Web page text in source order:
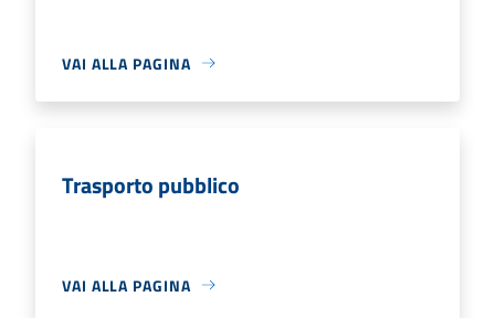
VAI ALLA PAGINA
Trasporto pubblico
VAI ALLA PAGINA